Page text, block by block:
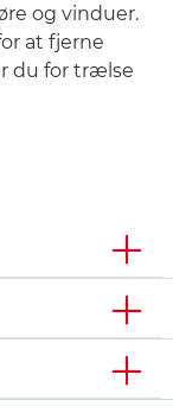
og vinduer.
at fjerne
du for trælse